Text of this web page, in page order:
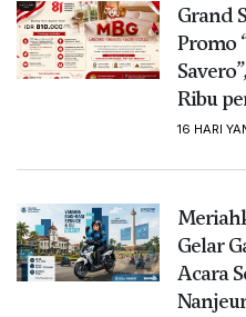
Grand
Promo
Ribu
16 HARI
Gelar
Acara
Nanjeur